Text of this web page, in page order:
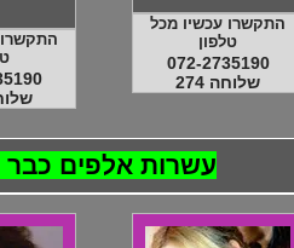
התקשרו עכשיו מכל
טלפון
072-2735190
שלוחה 274
שלוחה
עשרות אלפים כבר